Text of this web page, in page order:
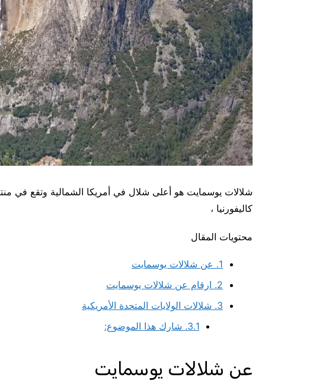
شلالات يوسمايت هو أعلى شلال في أمريكا الشمالية وتقع في
كاليفورنيا ،
محتويات المقال
1. عن شلالات يوسمايت
2. ارقام عن شلالات يوسمايت
3. شلالات الولايات المتحدة الأمريكية
3.1. شارك هذا الموضوع:
عن شلالات يوسمايت